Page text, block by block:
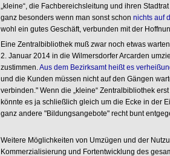
„kleine“, die Fachbereichsleitung und ihren
ganz besonders wenn man sonst schon nichts auf
wohl ein gutes Geschäft, verbunden mit der
Eine Zentralbibliothek muß zwar noch etwas
2. Januar 2014 in die Wilmersdorfer Arcarden
zustimmen.Aus dem Bezirksamt heißt es
und die Kunden müssen nicht auf den Gängen
verbinden." Wenn die „kleine“ Zentralbibliothek
könnte es ja schließlich gleich um die Ecke in der
ganz andere "Bildungsangebote" recht bunt
Weitere Möglichkeiten von Umzügen und der
Kommerzialisierung und Fortentwicklung des